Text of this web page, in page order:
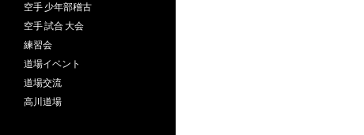
空手 少年部稽古
空手 試合 大会
練習会
道場イベント
道場交流
高川道場